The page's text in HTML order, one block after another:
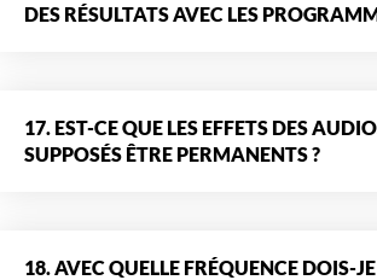
DES RÉSULTATS AVEC LES
17. EST-CE QUE LES EFFETS DES
SUPPOSÉS ÊTRE PERMANENTS ?
18. AVEC QUELLE FRÉQUENCE DOIS-